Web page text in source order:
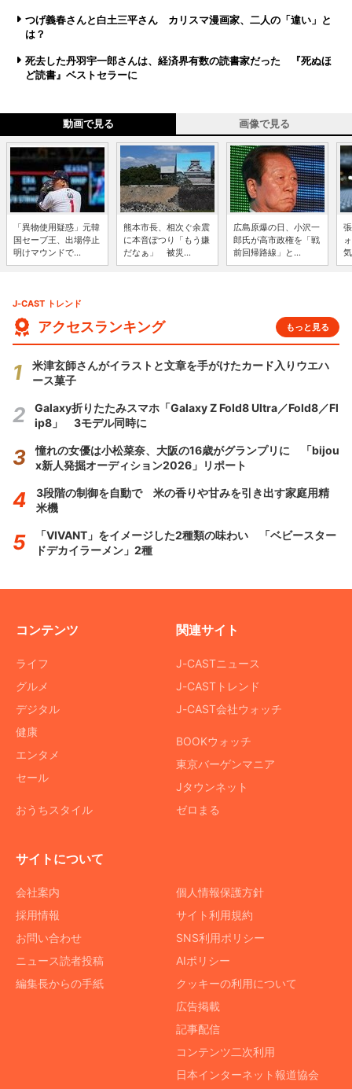
つげ義春さんと白土三平さん カリスマ漫画家、二人の「違い」と
は？
死去した丹羽宇一郎さんは、経済界有数の読書家だった 『死ぬほ
ど読書』ベストセラーに
動画で見る 画像で見る
「異物使用疑惑」元韓
国セーブ王、出場停止
明けマウンドで...
熊本市長、相次ぐ余震
に本音ぽつり「もう嫌
だなぁ」 被災...
広島原爆の日、小沢一
郎氏が高市政権を「戦
前回帰路線」と...
J-CAST トレンド
アクセスランキング もっと見る
米津玄師さんがイラストと文章を手がけたカード入りウエハ
ース菓子
Galaxy折りたたみスマホ「Galaxy Z Fold8 Ultra／Fold8／Fl
ip8」 3モデル同時に
憧れの女優は小松菜奈、大阪の16歳がグランプリに 「bijou
x新人発掘オーディション2026」リポート
3段階の制御を自動で 米の香りや甘みを引き出す家庭用精
米機
「VIVANT」をイメージした2種類の味わい 「ベビースター
ドデカイラーメン」2種
コンテンツ
ライフ
グルメ
デジタル
健康
エンタメ
セール
おうちスタイル
関連サイト
J-CASTニュース
J-CASTトレンド
J-CAST会社ウォッチ
BOOKウォッチ
東京バーゲンマニア
Jタウンネット
ゼロまる
サイトについて
会社案内
採用情報
お問い合わせ
ニュース読者投稿
編集長からの手紙
個人情報保護方針
サイト利用規約
SNS利用ポリシー
AIポリシー
クッキーの利用について
広告掲載
記事配信
コンテンツ二次利用
日本インターネット報道協会